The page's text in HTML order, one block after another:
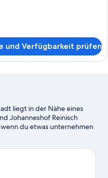
und Verfügbarkeit prüfen
liegt in der Nähe eines
Johanneshof Reinisch
du etwas unternehmen
der Region
beiden Highlights: